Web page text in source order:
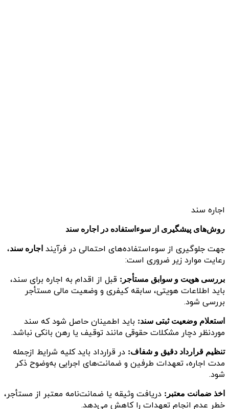
اجاره سند
روش‌های پیشگیری از سوءاستفاده در اجاره سند
جهت جلوگیری از سوءاستفاده‌های احتمالی در فرآیند اجاره سند،
رعایت موارد زیر ضروری است:
بررسی هویت و سوابق مستأجر: قبل از اقدام به اجاره برای سند،
باید اطلاعات هویتی، سابقه کیفری و وضعیت مالی مستأجر
بررسی شود.
استعلام وضعیت ثبتی سند: باید اطمینان حاصل شود که سند
موردنظر دچار مشکلات حقوقی مانند توقیف یا رهن بانکی نباشد.
تنظیم قرارداد دقیق و شفاف: در قرارداد باید کلیه شرایط ازجمله
مدت اجاره، تعهدات طرفین و ضمانت‌های اجرایی به‌وضوح ذکر
شود.
اخذ ضمانت معتبر: دریافت وثیقه یا ضمانت‌نامه معتبر از مستأجر،
خطر عدم انجام تعهدات را کاهش می‌دهد.